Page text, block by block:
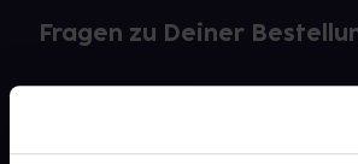
Fragen zu Deiner
FAQ